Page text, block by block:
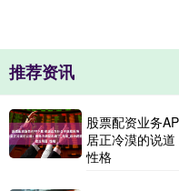
推荐资讯
股票配资业务
居正冷漠的说道
性格